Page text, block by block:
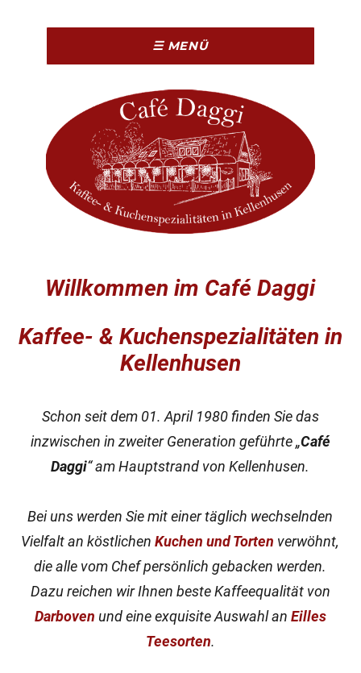
☰ MENÜ
Willkommen im Café Daggi
Kaffee- & Kuchenspezialitäten in
Kellenhusen
Schon seit dem 01. April 1980 finden Sie das
inzwischen in zweiter Generation geführte „Café
Daggi“ am Hauptstrand von Kellenhusen.
Bei uns werden Sie mit einer täglich wechselnden
Vielfalt an köstlichenKuchen und Torten verwöhnt,
die alle vom Chef persönlich gebacken werden.
Dazu reichen wir Ihnen beste Kaffeequalität von
Darboven und eine exquisite Auswahl an Eilles
Teesorten.